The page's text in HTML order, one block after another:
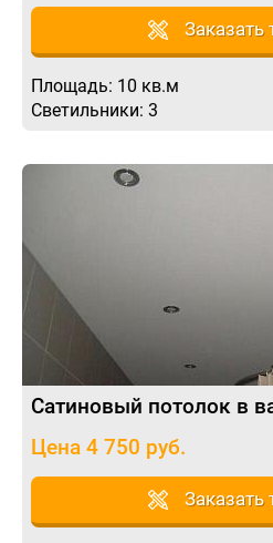
Заказать
Площадь: 10 кв.м
Светильники: 3
Сатиновый потолок в
Цена 4 750 руб.
Заказать